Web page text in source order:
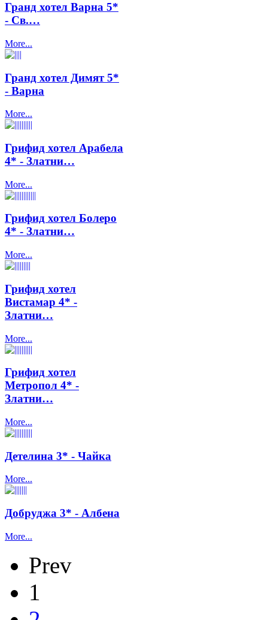
Гранд хотел Варна 5*
- Св.…
More...
Гранд хотел Димят 5*
- Варна
More...
Грифид хотел Арабела
4* - Златни…
More...
Грифид хотел Болеро
4* - Златни…
More...
Грифид хотел
Вистамар 4* -
Златни…
More...
Грифид хотел
Метропол 4* -
Златни…
More...
Детелина 3* - Чайка
More...
Добруджа 3* - Албена
More...
Prev
1